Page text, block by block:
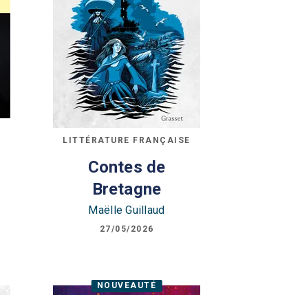
LITTÉRATURE FRANÇAISE
Contes de
Bretagne
Maëlle Guillaud
27/05/2026
NOUVEAUTÉ